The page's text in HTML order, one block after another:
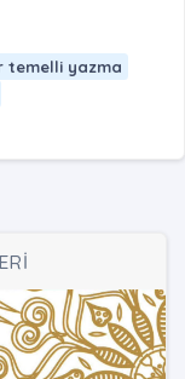
temelli yazma